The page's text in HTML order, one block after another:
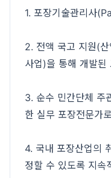
1. 포장기술관리사
2. 전액 국고 지원(
사업)을 통해 개발된
3. 순수 민간단체 주
한 실무 포장전문가
4. 국내 포장산업의
정할 수 있도록 지속